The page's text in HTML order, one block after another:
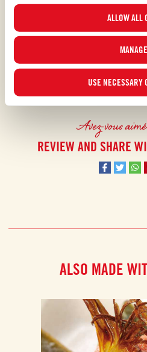
updated list of cookies by clicking on “
ALLOW ALL
MANAGE
USE NECESSARY
Avez-vous
REVIEW AND SHARE
ALSO MADE